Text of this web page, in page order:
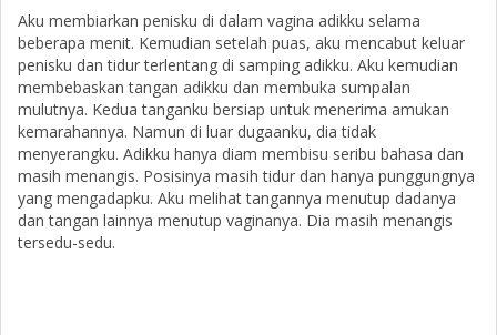
Aku membiarkan penisku di dalam vagina adikku selama
beberapa menit. Kemudian setelah puas, aku mencabut keluar
penisku dan tidur terlentang di samping adikku. Aku kemudian
membebaskan tangan adikku dan membuka sumpalan
mulutnya. Kedua tanganku bersiap untuk menerima amukan
kemarahannya. Namun di luar dugaanku, dia tidak
menyerangku. Adikku hanya diam membisu seribu bahasa dan
masih menangis. Posisinya masih tidur dan hanya punggungnya
yang mengadapku. Aku melihat tangannya menutup dadanya
dan tangan lainnya menutup vaginanya. Dia masih menangis
tersedu-sedu.